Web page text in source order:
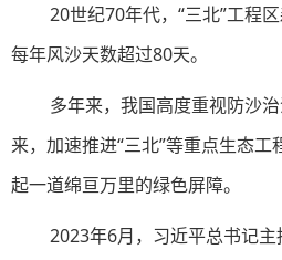
20世纪70年代，“三北”工程
每年风沙天数超过80天。
多年来，我国高度重视防沙
来，加速推进“三北”等重点生态
起一道绵亘万里的绿色屏障。
2023年6月，习近平总书记